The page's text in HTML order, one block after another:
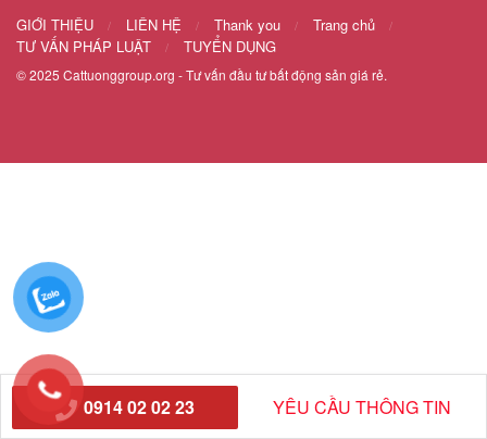
GIỚI THIỆU LIÊN HỆ Thank you
Trang chủ
TƯ VẤN PHÁP LUẬT
TUYỂN DỤNG
© 2025 Cattuonggroup.org - Tư vấn đầu tư bất động sản giá rẻ.
0914 02 02 23 YÊU CẦU THÔNG TIN